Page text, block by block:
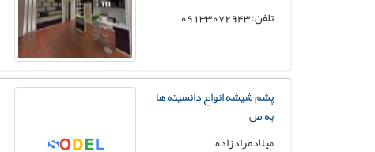
تلفن: 09133072943
پشم شیشه انواع دانسیته ها
به ص
میلادمرادزاده